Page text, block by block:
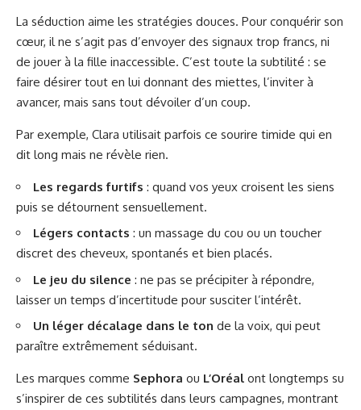
La séduction aime les stratégies douces. Pour conquérir son
cœur, il ne s’agit pas d’envoyer des signaux trop francs, ni
de jouer à la fille inaccessible. C’est toute la subtilité : se
faire désirer tout en lui donnant des miettes, l’inviter à
avancer, mais sans tout dévoiler d’un coup.
Par exemple, Clara utilisait parfois ce sourire timide qui en
dit long mais ne révèle rien.
Les regards furtifs : quand vos yeux croisent les siens
puis se détournent sensuellement.
Légers contacts : un massage du cou ou un toucher
discret des cheveux, spontanés et bien placés.
Le jeu du silence : ne pas se précipiter à répondre,
laisser un temps d’incertitude pour susciter l’intérêt.
Un léger décalage dans le ton de la voix, qui peut
paraître extrêmement séduisant.
Les marques comme Sephora ou L’Oréal ont longtemps su
s’inspirer de ces subtilités dans leurs campagnes, montrant